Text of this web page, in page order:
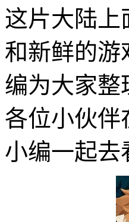
这片大陆
和新鲜的游
编为大家整
各位小伙伴
小编一起去